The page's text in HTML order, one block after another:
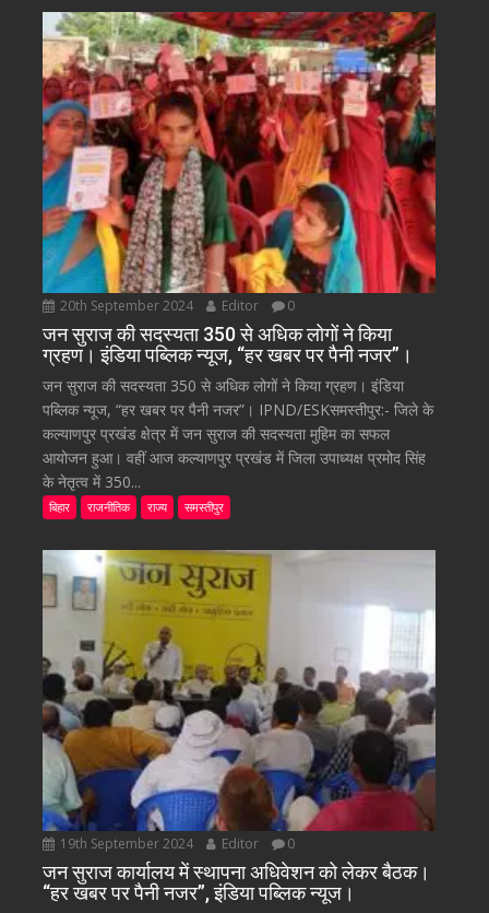
20th September 2024 Editor 0
जन सुराज की सदस्यता 350 से अधिक लोगों ने किया
ग्रहण। इंडिया पब्लिक न्यूज, “हर खबर पर पैनी नजर”।
जन सुराज की सदस्यता 350 से अधिक लोगों ने किया ग्रहण। इंडिया
पब्लिक न्यूज, “हर खबर पर पैनी नजर”। IPND/ESKसमस्तीपुर:- जिले के
कल्याणपुर प्रखंड क्षेत्र में जन सुराज की सदस्यता मुहिम का सफल
आयोजन हुआ। वहीं आज कल्याणपुर प्रखंड में जिला उपाध्यक्ष प्रमोद सिंह
के नेतृत्व में 350...
बिहार राजनीतिक राज्य समस्तीपुर
19th September 2024 Editor 0
जन सुराज कार्यालय में स्थापना अधिवेशन को लेकर बैठक।
“हर खबर पर पैनी नजर”, इंडिया पब्लिक न्यूज।